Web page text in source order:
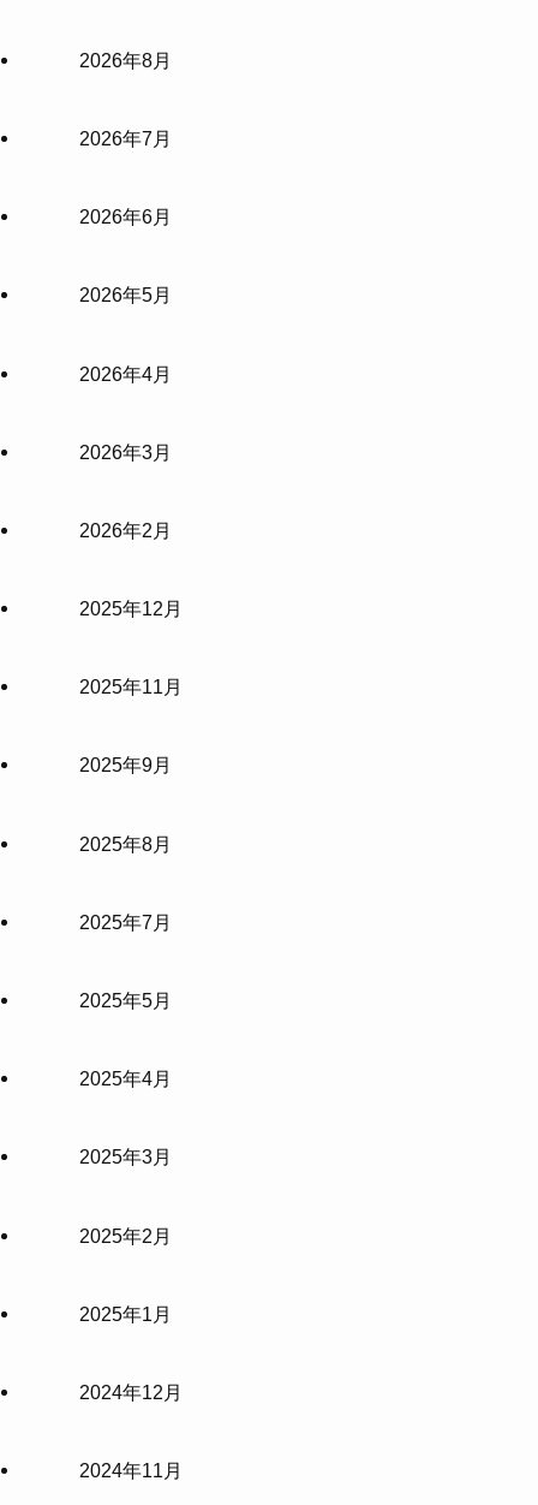
2026年8月
2026年7月
2026年6月
2026年5月
2026年4月
2026年3月
2026年2月
2025年12月
2025年11月
2025年9月
2025年8月
2025年7月
2025年5月
2025年4月
2025年3月
2025年2月
2025年1月
2024年12月
2024年11月